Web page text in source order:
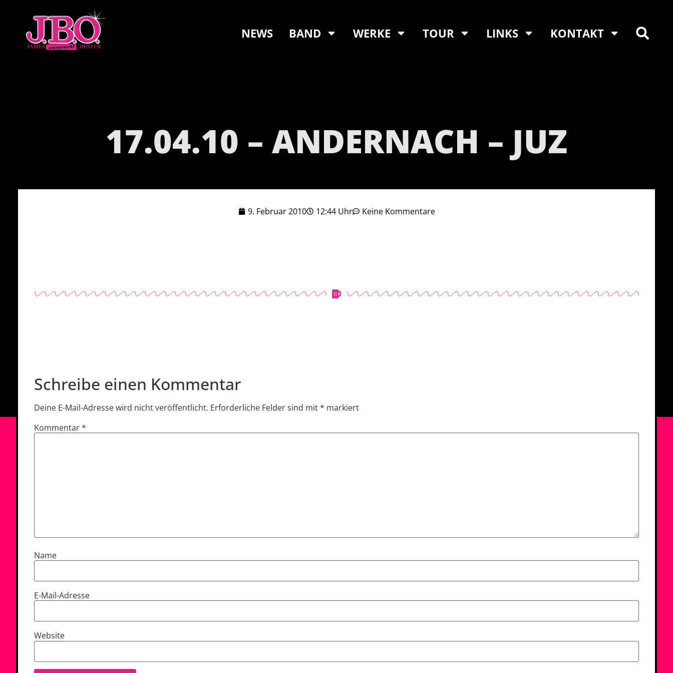
NEWS BAND WERKE TOUR LINKS KONTAKT
17.04.10 – ANDERNACH – JUZ
9. Februar 2010 12:44 Uhr Keine Kommentare
Schreibe einen Kommentar
Deine E-Mail-Adresse wird nicht veröffentlicht. Erforderliche Felder sind mit* markiert
Kommentar*
Name
E-Mail-Adresse
Website